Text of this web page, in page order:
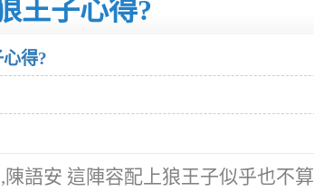
王子心得?
得?
語安 這陣容配上狼王子似乎也不算